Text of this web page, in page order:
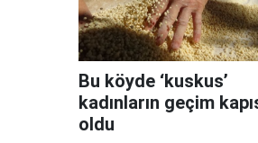
Bu köyde ‘kuskus’
kadınların geçim
oldu